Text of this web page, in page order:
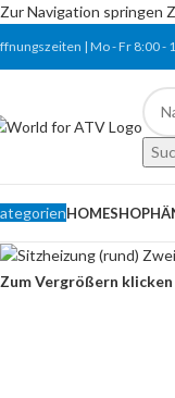
Zur Navigation springen
| Mo - Fr 8:00 -
HOMESHOP
Zum Vergrößern klicken